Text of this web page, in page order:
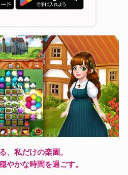
、私だけの楽園。
やかな時間を過ごす。